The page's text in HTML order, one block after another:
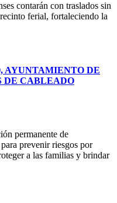
contarán con traslados sin
ferial, fortaleciendo la
AYUNTAMIENTO DE
DE CABLEADO
permanente de
prevenir riesgos por
a las familias y brindar